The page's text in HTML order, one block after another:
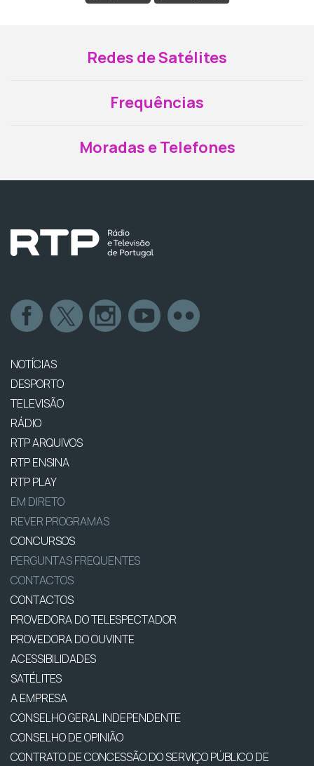
Redes de Satélites
Frequências
Moradas e Telefones
NOTÍCIAS
DESPORTO
TELEVISÃO
RÁDIO
RTP ARQUIVOS
RTP ENSINA
RTP PLAY
EM DIRETO
REVER PROGRAMAS
CONCURSOS
PERGUNTAS FREQUENTES
CONTACTOS
CONTACTOS
PROVEDORA DO TELESPECTADOR
PROVEDORA DO OUVINTE
ACESSIBILIDADES
SATÉLITES
A EMPRESA
CONSELHO GERAL INDEPENDENTE
CONSELHO DE OPINIÃO
CONTRATO DE CONCESSÃO DO SERVIÇO PÚBLICO DE